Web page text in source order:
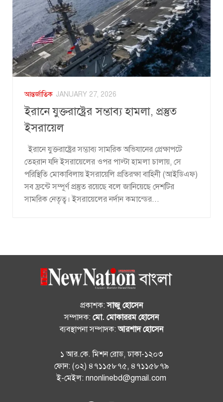
আন্তর্জাতিক JANUARY 27, 2026
ইরানে যুক্তরাষ্ট্রের সম্ভাব্য হামলা, প্রস্তুত
ইসরায়েল
ইরানে যুক্তরাষ্ট্রের সম্ভাব্য সামরিক অভিযানের প্রেক্ষাপটে
তেহরান যদি ইসরায়েলের ওপর পাল্টা হামলা চালায়, সে
পরিস্থিতি মোকাবিলায় ইসরায়েলি প্রতিরক্ষা বাহিনী (আইডিএফ)
সব ফ্রন্টে সম্পূর্ণ প্রস্তুত রয়েছে বলে জানিয়েছে দেশটির
সামরিক নেতৃত্ব। ইসরায়েলের নর্দান কমান্ডের...
প্রকাশক:সাজু হোসেন
সম্পাদক: মো. মোকাররম হোসেন
ব্যবস্থাপনা সম্পাদক:আরশাদ হোসেন
১ আর.কে. মিশন রোড, ঢাকা-১২০৩
ফোন: (০২) ৪৭১১৫৮৭৫, ৪৭১১৫৮৭৯
ই-মেইল: nnonlinebd@gmail.com